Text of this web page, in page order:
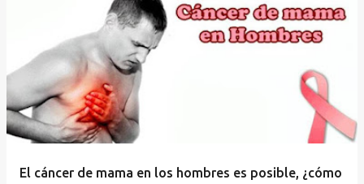
El cáncer de mama en los hombres es posible, ¿cómo